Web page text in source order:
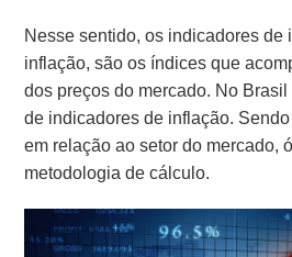
Nesse sentido, os indicadores
inflação, são os índices que
dos preços do mercado. No
de indicadores de inflação.
em relação ao setor do mercado,
metodologia de cálculo.